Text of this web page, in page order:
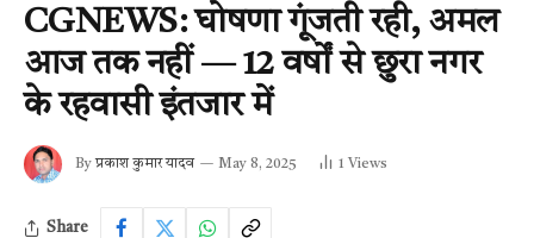
CGNEWS: घोषणा गूंजती रही, अमल
आज तक नहीं — 12 वर्षों से छुरा नगर
के रहवासी इंतजार में
By प्रकाश कुमार यादव May 8, 2025 1 Views
Share